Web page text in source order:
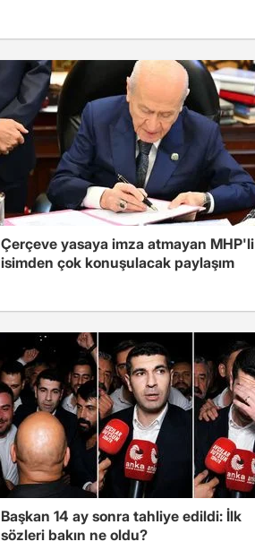
Çerçeve yasaya imza atmayan MHP'li
isimden çok konuşulacak paylaşım
Başkan 14 ay sonra tahliye edildi: İlk
sözleri bakın ne oldu?